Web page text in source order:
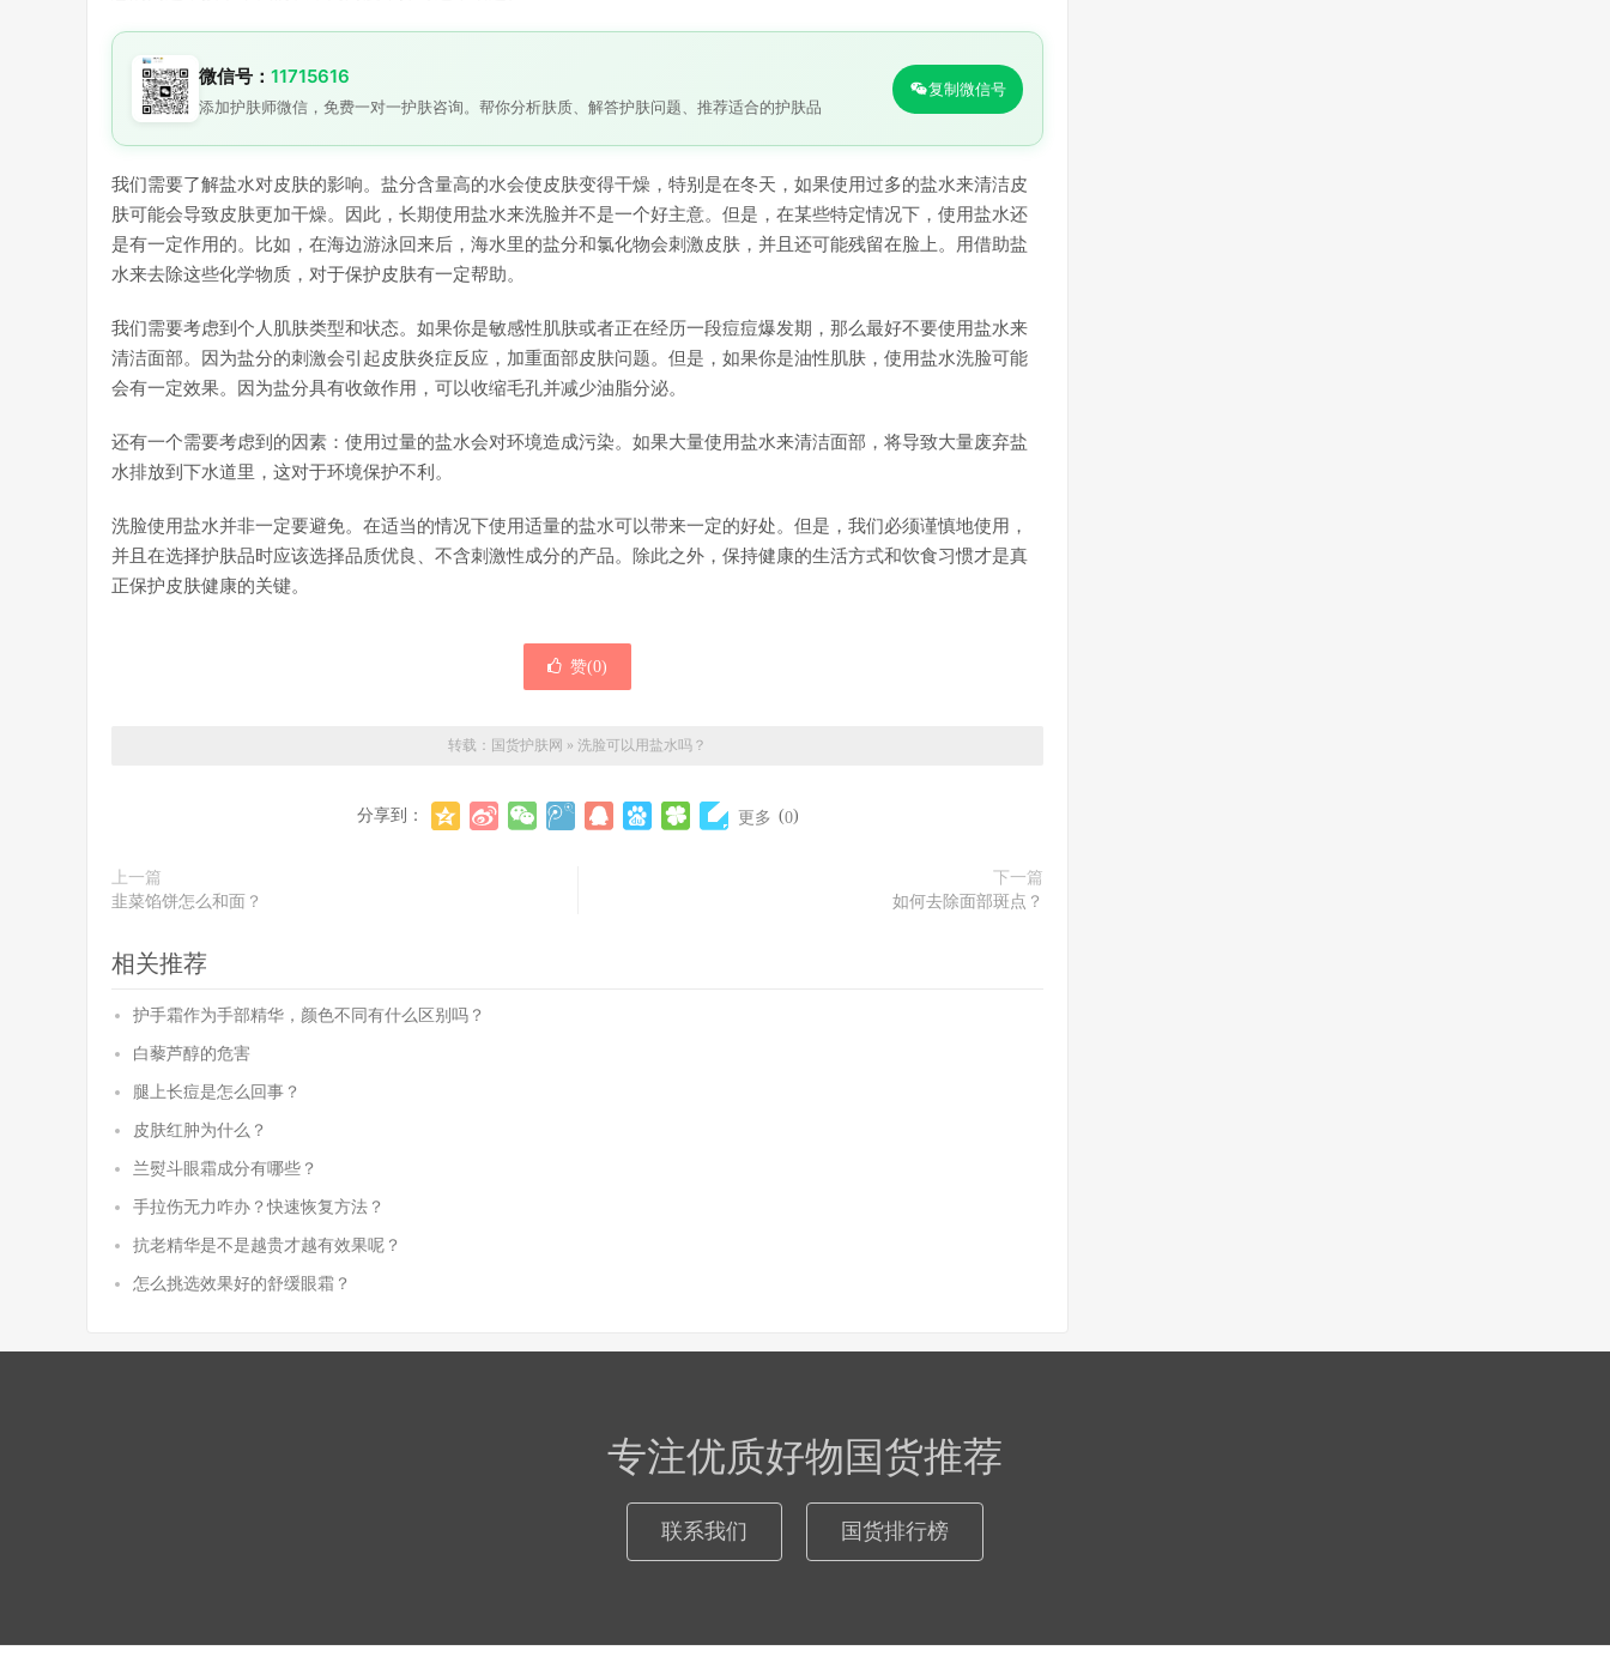
微信号： 11715616
添加护肤师微信，免费一对一护肤咨询。帮你分析肤质、解答护肤问题、推荐适合的护肤品
复制微信号
我们需要了解盐水对皮肤的影响。盐分含量高的水会使皮肤变得干燥，特别是在冬天，如果使用过多的盐水来清洁皮
肤可能会导致皮肤更加干燥。因此，长期使用盐水来洗脸并不是一个好主意。但是，在某些特定情况下，使用盐水还
是有一定作用的。比如，在海边游泳回来后，海水里的盐分和氯化物会刺激皮肤，并且还可能残留在脸上。用借助盐
水来去除这些化学物质，对于保护皮肤有一定帮助。
我们需要考虑到个人肌肤类型和状态。如果你是敏感性肌肤或者正在经历一段痘痘爆发期，那么最好不要使用盐水来
清洁面部。因为盐分的刺激会引起皮肤炎症反应，加重面部皮肤问题。但是，如果你是油性肌肤，使用盐水洗脸可能
会有一定效果。因为盐分具有收敛作用，可以收缩毛孔并减少油脂分泌。
还有一个需要考虑到的因素：使用过量的盐水会对环境造成污染。如果大量使用盐水来清洁面部，将导致大量废弃盐
水排放到下水道里，这对于环境保护不利。
洗脸使用盐水并非一定要避免。在适当的情况下使用适量的盐水可以带来一定的好处。但是，我们必须谨慎地使用，
并且在选择护肤品时应该选择品质优良、不含刺激性成分的产品。除此之外，保持健康的生活方式和饮食习惯才是真
正保护皮肤健康的关键。
赞(0)
转载： 国货护肤网 » 洗脸可以用盐水吗？
分享到： 更多 (0)
上一篇
韭菜馅饼怎么和面？
下一篇
如何去除面部斑点？
相关推荐
护手霜作为手部精华，颜色不同有什么区别吗？
白藜芦醇的危害
腿上长痘是怎么回事？
皮肤红肿为什么？
兰熨斗眼霜成分有哪些？
手拉伤无力咋办？快速恢复方法？
抗老精华是不是越贵才越有效果呢？
怎么挑选效果好的舒缓眼霜？
专注优质好物国货推荐
联系我们 国货排行榜